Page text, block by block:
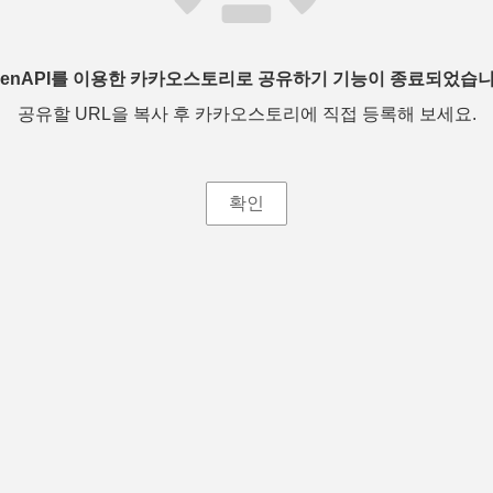
를 이용한 카카오스토리로 공유하기 기능이 종료되었습
공유할 URL을 복사 후 카카오스토리에 직접 등록해 보세요.
확인